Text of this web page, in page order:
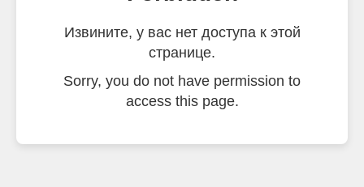
Извините, у вас нет доступа к этой
странице.
Sorry, you do not have permission to
access this page.